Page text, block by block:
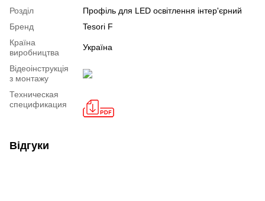
Розділ
Профіль для LED освітлення інтер'єрний
Бренд
Tesori F
Країна
виробництва
Україна
Відеоінструкція
з монтажу
Техническая
спецификация
Відгуки